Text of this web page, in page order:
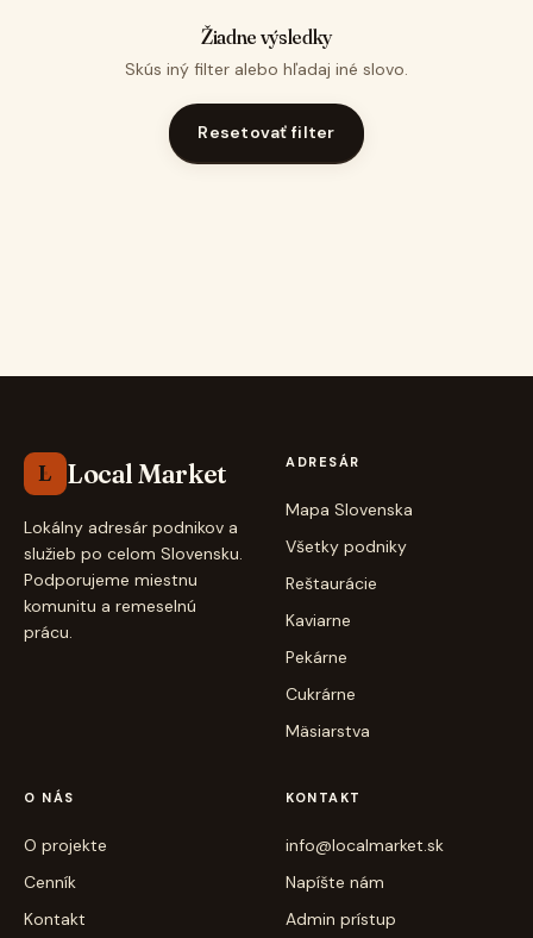
Žiadne výsledky
Skús iný filter alebo hľadaj iné slovo.
Resetovať filter
L Local Market
Lokálny adresár podnikov a
služieb po celom Slovensku.
Podporujeme miestnu
komunitu a remeselnú
prácu.
ADRESÁR
Mapa Slovenska
Všetky podniky
Reštaurácie
Kaviarne
Pekárne
Cukrárne
Mäsiarstva
O NÁS
O projekte
Cenník
Kontakt
KONTAKT
info@localmarket.sk
Napíšte nám
Admin prístup